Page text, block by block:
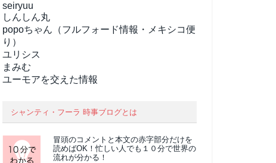
seiryuu
しんしん丸
popoちゃん（フルフォード情報・メキシコ便
り）
ユリシス
まみむ
ユーモアを交えた情報
シャンティ・フーラ 時事ブログとは
冒頭のコメントと本文の赤字部分だけを
読めばOK！忙しい人でも１０分で世界の
流れが分かる！